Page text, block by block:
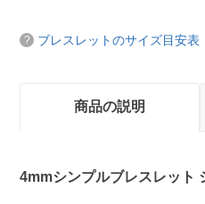
ブレスレットのサイズ目安表
商品の説明
4mmシンプルブレスレット